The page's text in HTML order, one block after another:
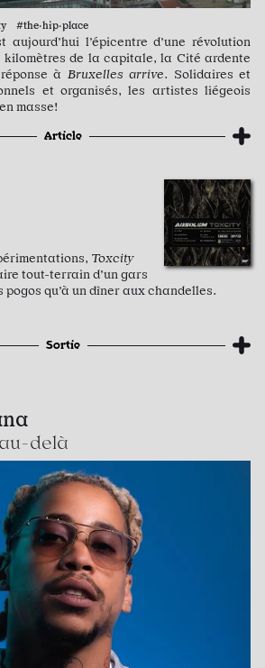
#the·hip·place
l’épicentre d’une révolution
kilomètres de la capitale, la Cité ardente
à Bruxelles arrive. Solidaires et
et organisés, les artistes liégeois
masse!
Article
Toxcity
tout-terrain d’un gars
pogos qu’à un dîner aux chandelles.
Sortie
delà